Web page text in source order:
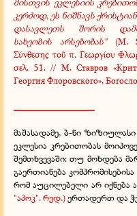
კერძოდ, ეს ნიშნავს
დასავლეთს შორის
სახეობის არსებობას"(Μ.
Σύνθεσης τοῦπ. Γεωργίου
σελ. 51. // М. Ставров
Георгия Флоровского»,
მაშასადამე, ბ-ნი
ეკლესია კრებითობას
შემთხვევაში: თუ მოხდება
გაერთიანება
რომ აუცილებელი არ იქნება
"აპოკ". რედ.)ერთადერთ და